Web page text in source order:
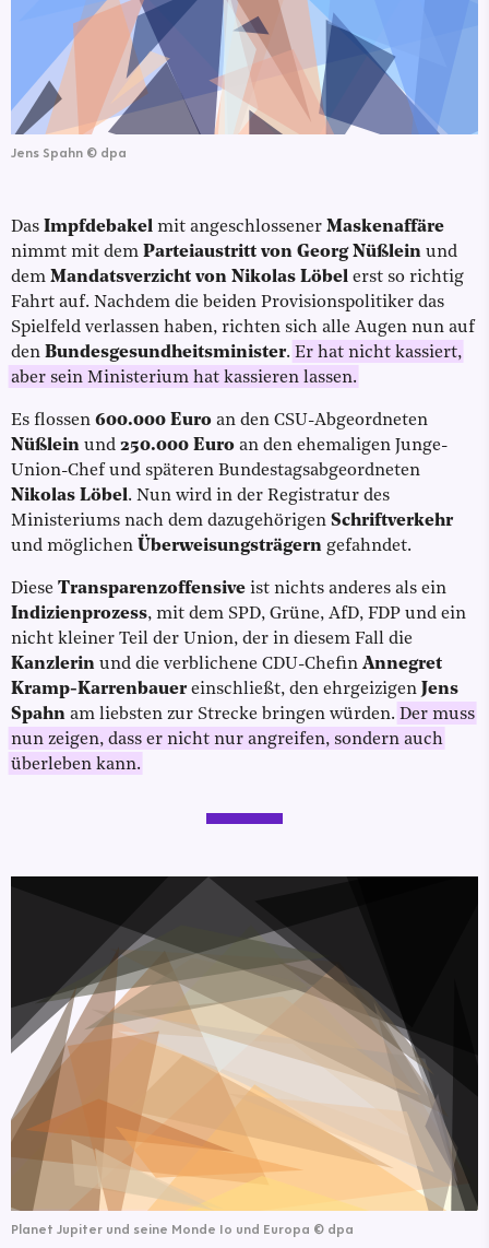
Jens Spahn © dpa
Das Impfdebakel mit angeschlossener Maskenaffäre
nimmt mit dem Parteiaustritt von Georg Nüßlein und
dem Mandatsverzicht von Nikolas Löbel erst so richtig
Fahrt auf. Nachdem die beiden Provisionspolitiker das
Spielfeld verlassen haben, richten sich alle Augen nun auf
den Bundesgesundheitsminister. Er hat nicht kassiert,
aber sein Ministerium hat kassieren lassen.
Es flossen 600.000 Euro an den CSU-Abgeordneten
Nüßlein und 250.000 Euro an den ehemaligen Junge-
Union-Chef und späteren Bundestagsabgeordneten
Nikolas Löbel. Nun wird in der Registratur des
Ministeriums nach dem dazugehörigen Schriftverkehr
und möglichen Überweisungsträgern gefahndet.
Diese Transparenzoffensive ist nichts anderes als ein
Indizienprozess, mit dem SPD, Grüne, AfD, FDP und ein
nicht kleiner Teil der Union, der in diesem Fall die
Kanzlerin und die verblichene CDU-Chefin Annegret
Kramp-Karrenbauereinschließt, den ehrgeizigen Jens
Spahn am liebsten zur Strecke bringen würden. Der muss
nun zeigen, dass er nicht nur angreifen, sondern auch
überleben kann.
Planet Jupiter und seine Monde Io und Europa © dpa